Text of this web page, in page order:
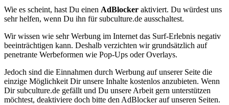
Wie es scheint, hast Du einen AdBlocker aktiviert. Du würdest uns
sehr helfen, wenn Du ihn für subculture.de ausschaltest.
Wir wissen wie sehr Werbung im Internet das Surf-Erlebnis negativ
beeinträchtigen kann. Deshalb verzichten wir grundsätzlich auf
penetrante Werbeformen wie Pop-Ups oder Overlays.
Jedoch sind die Einnahmen durch Werbung auf unserer Seite die
einzige Möglichkeit Dir unsere Inhalte kostenlos anzubieten. Wenn
Dir subculture.de gefällt und Du unsere Arbeit gern unterstützen
möchtest, deaktiviere doch bitte den AdBlocker auf unseren Seiten.